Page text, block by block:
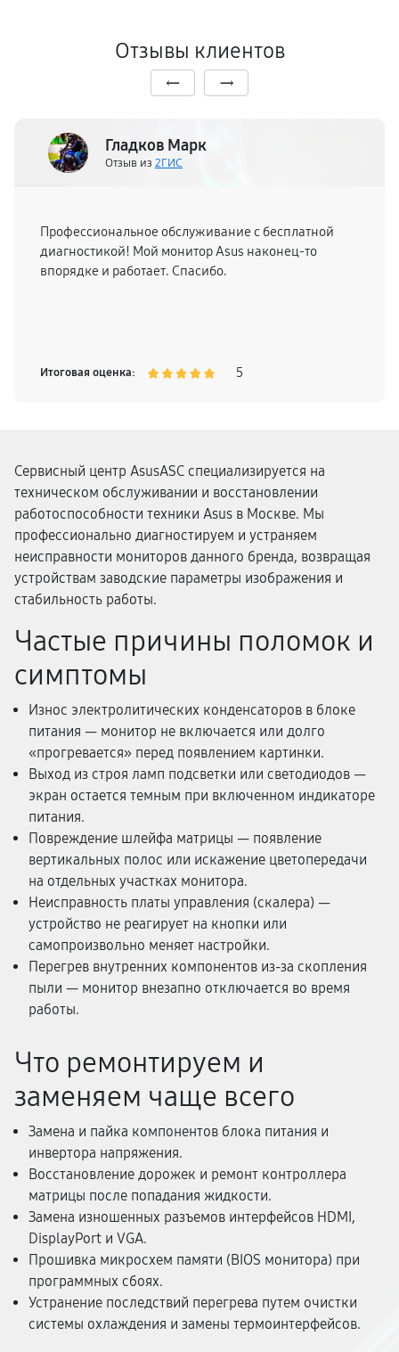
Отзывы клиентов
Гладков Марк
Отзыв из 2ГИС
Профессиональное обслуживание с бесплатной
диагностикой! Мой монитор Asus наконец-то
впорядке и работает. Спасибо.
Итоговая оценка: 5
Сервисный центр AsusASC специализируется на
техническом обслуживании и восстановлении
работоспособности техники Asus в Москве. Мы
профессионально диагностируем и устраняем
неисправности мониторов данного бренда, возвращая
устройствам заводские параметры изображения и
стабильность работы.
Частые причины поломок и
симптомы
Износ электролитических конденсаторов в блоке
питания — монитор не включается или долго
«прогревается» перед появлением картинки.
Выход из строя ламп подсветки или светодиодов —
экран остается темным при включенном индикаторе
питания.
Повреждение шлейфа матрицы — появление
вертикальных полос или искажение цветопередачи
на отдельных участках монитора.
Неисправность платы управления (скалера) —
устройство не реагирует на кнопки или
самопроизвольно меняет настройки.
Перегрев внутренних компонентов из-за скопления
пыли — монитор внезапно отключается во время
работы.
Что ремонтируем и
заменяем чаще всего
Замена и пайка компонентов блока питания и
инвертора напряжения.
Восстановление дорожек и ремонт контроллера
матрицы после попадания жидкости.
Замена изношенных разъемов интерфейсов HDMI,
DisplayPort и VGA.
Прошивка микросхем памяти (BIOS монитора) при
программных сбоях.
Устранение последствий перегрева путем очистки
системы охлаждения и замены термоинтерфейсов.